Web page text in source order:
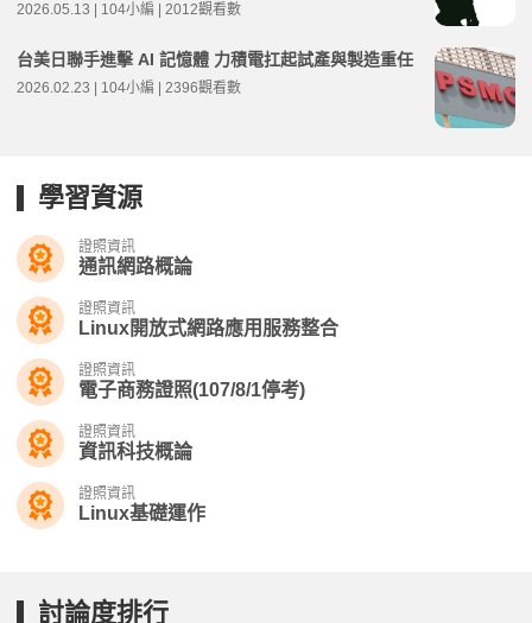
2026.05.13 | 104小編 | 2012觀看數
台美日聯手進擊 AI 記憶體 力積電扛起試產與製造重任
2026.02.23 | 104小編 | 2396觀看數
學習資源
證照資訊
通訊網路概論
證照資訊
Linux開放式網路應用服務整合
證照資訊
電子商務證照(107/8/1停考)
證照資訊
資訊科技概論
證照資訊
Linux基礎運作
討論度排行